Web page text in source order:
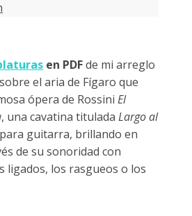
en PDFde mi arreglo
el aria de Fígaro que
ópera de Rossini El
, una cavatina titulada Largo al
guitarra, brillando en
de su sonoridad con
ligados, los rasgueos o los